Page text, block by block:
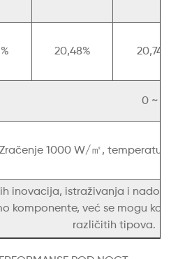
20,48% 20,74%
0 ~ 5
Zračenje 1000 W/㎡,
inovacija, istraživanja i
komponente, već se mogu
različitih tipova.